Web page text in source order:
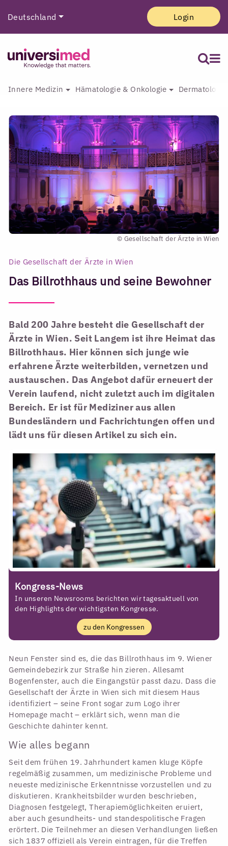
Deutschland Login
Innere Medizin Hämatologie & Onkologie
© Gesellschaft der Ärzte in Wien
Die Gesellschaft der Ärzte in Wien
Das Billrothhaus und seine Bewohner
Bald 200 Jahre besteht die Gesellschaft der
Ärzte in Wien. Seit Langem ist ihre Heimat das
Billrothhaus. Hier können sich junge wie
erfahrene Ärzte weiterbilden, vernetzen und
austauschen. Das Angebot dafür erneuert der
Verein laufend, nicht zuletzt auch im digitalen
Bereich. Er ist für Mediziner aus allen
Bundesländern und Fachrichtungen offen und
lädt uns für diesen Artikel zu sich ein.
Kongress-News
In unseren Newsrooms berichten wir tagesaktuell von
den Highlights der wichtigsten Kongresse.
zu den Kongressen
Neun Fenster sind es, die das Billrothhaus im 9. Wiener
Gemeindebezirk zur Straße hin zieren. Allesamt
Bogenfenster, auch die Eingangstür passt dazu. Dass die
Gesellschaft der Ärzte in Wien sich mit diesem Haus
identifiziert – seine Front sogar zum Logo ihrer
Homepage macht – erklärt sich, wenn man die
Geschichte dahinter kennt.
Wie alles begann
Seit dem frühen 19. Jahrhundert kamen kluge Köpfe
regelmäßig zusammen, um medizinische Probleme und
neueste medizinische Erkenntnisse vorzustellen und zu
diskutieren. Krankheitsbilder wurden beschrieben,
Diagnosen festgelegt, Therapiemöglichkeiten eruiert,
aber auch gesundheits- und standespolitische Fragen
erörtert. Die Teilnehmer an diesen Verhandlungen ließen
sich 1837 offiziell als Verein eintragen, für die Treffen